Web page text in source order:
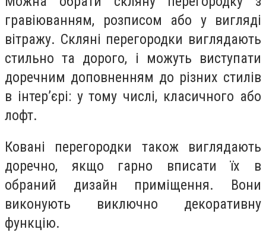
гравіюванням, розписом або у вигляді
вітражу. Скляні перегородки виглядають
стильно та дорого, і можуть виступати
доречним доповненням до різних стилів
в інтер’єрі: у тому числі, класичного або
лофт.
Ковані перегородки також виглядають
доречно, якщо гарно вписати їх в
обраний дизайн приміщення. Вони
виконують виключно декоративну
функцію.